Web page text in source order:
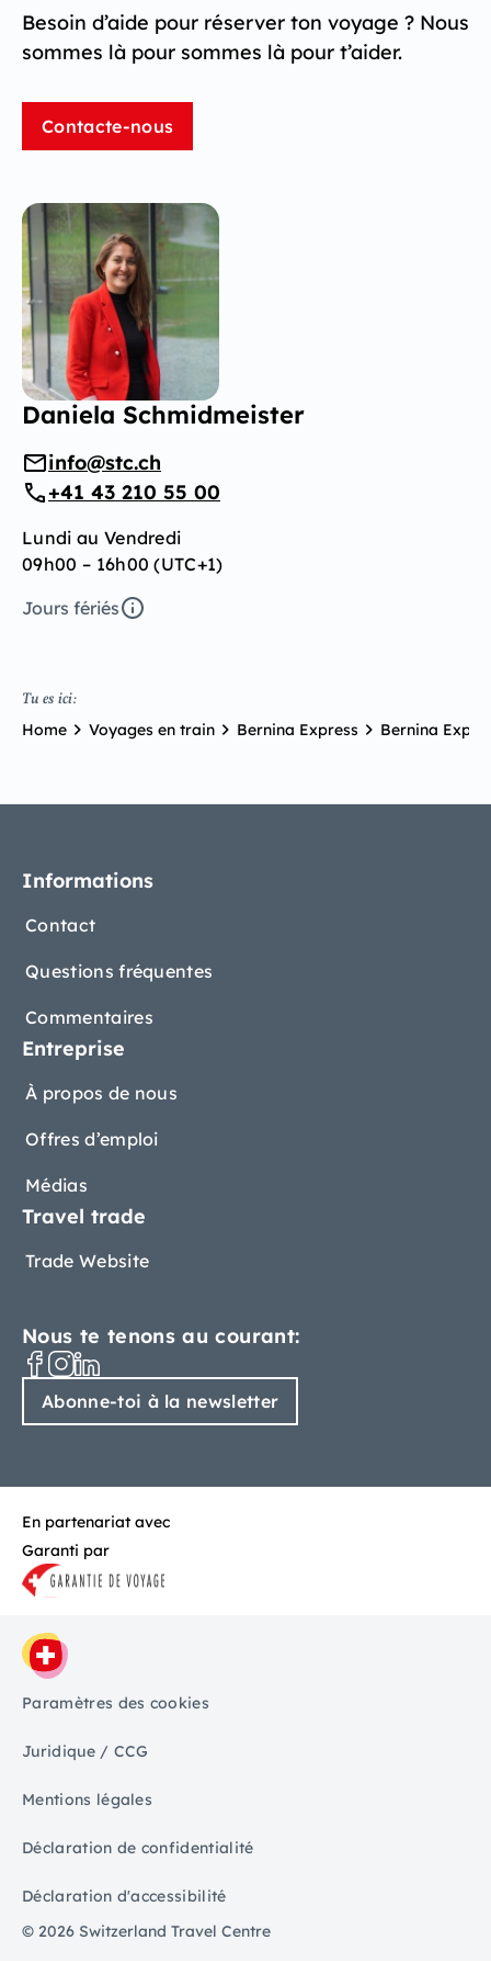
Besoin d’aide pour réserver ton voyage ? Nous
sommes là pour sommes là pour t’aider.
Contacte-nous
Daniela Schmidmeister
info@stc.ch
+41 43 210 55 00
Lundi au Vendredi
09h00 – 16h00 (UTC+1)
Jours fériés
Tu es ici:
Home Voyages en train Bernina Express Bernina
Informations
Contact
Questions fréquentes
Commentaires
Entreprise
À propos de nous
Offres d’emploi
Médias
Travel trade
Trade Website
Nous te tenons au courant:
Abonne-toi à la newsletter
En partenariat avec
Garanti par
Paramètres des cookies
Juridique / CCG
Mentions légales
Déclaration de confidentialité
Déclaration d'accessibilité
© 2026 Switzerland Travel Centre